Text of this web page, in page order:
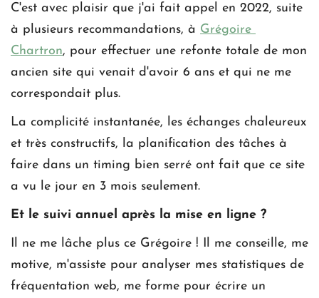
C'est avec plaisir que j'ai fait appel en 2022, suite
à plusieurs recommandations, à Grégoire
Chartron, pour effectuer une refonte totale de mon
ancien site qui venait d'avoir 6 ans et qui ne me
correspondait plus.
La complicité instantanée, les échanges chaleureux
et très constructifs, la planification des tâches à
faire dans un timing bien serré ont fait que ce site
a vu le jour en 3 mois seulement.
Et le suivi annuel après la mise en ligne ?
Il ne me lâche plus ce Grégoire ! Il me conseille, me
motive, m'assiste pour analyser mes statistiques de
fréquentation web, me forme pour écrire un